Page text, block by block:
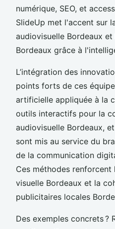
numérique, SEO, et
SlideUp met l'accent sur
audiovisuelle Bordeaux
Bordeaux grâce à
L’intégration des
points forts de ces
artificielle appliquée à la
outils interactifs pour la
audiovisuelle Bordeaux,
sont mis au service du
de la communication
Ces méthodes
visuelle Bordeaux et la
publicitaires locales
Des exemples concrets ?